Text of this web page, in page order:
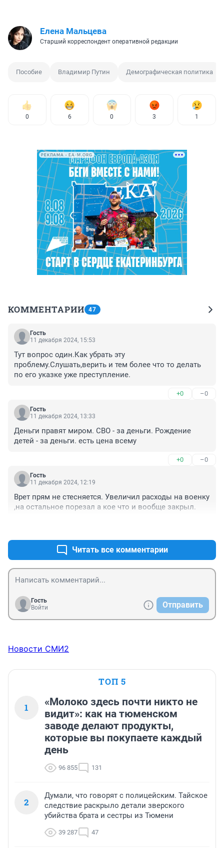
Елена Мальцева
Старший корреспондент оперативной редакции
Пособие Владимир Путин Демографическая политика
0 6 0 3 1
РЕКЛАМА • EA-M.ORG
КОММЕНТАРИИ 47
Гость
11 декабря 2024, 15:53
Тут вопрос один.Как убрать эту
проблему.Слушать,верить и тем более что то делать
по его указке уже преступление.
+0 –0
Гость
11 декабря 2024, 13:33
Деньги правят миром. СВО - за деньги. Рождение
детей - за деньги. есть цена всему
+0 –0
Гость
11 декабря 2024, 12:19
Врет прям не стесняется. Увеличил расходы на военку
,на остальное порезал а кое что и вообще закрыл.
Читать все комментарии
Гость
Войти
Отправить
Новости СМИ2
ТОП 5
1
«Молоко здесь почти никто не
видит»: как на тюменском
заводе делают продукты,
которые вы покупаете каждый
день
96 855 131
2
Думали, что говорят с полицейским. Тайское
следствие раскрыло детали зверского
убийства брата и сестры из Тюмени
39 287 47